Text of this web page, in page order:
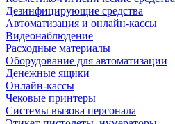
Дезинфицирующие средства
Автоматизация и онлайн-кассы
Видеонаблюдение
Расходные материалы
Оборудование для автоматизации
Денежные ящики
Онлайн-кассы
Чековые принтеры
Системы вызова персонала